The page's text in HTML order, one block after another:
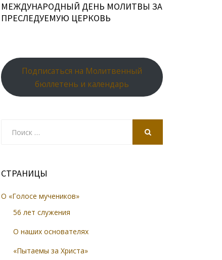
МЕЖДУНАРОДНЫЙ ДЕНЬ МОЛИТВЫ ЗА
ПРЕСЛЕДУЕМУЮ ЦЕРКОВЬ
Подписаться на Молитвенный
бюллетень и календарь
СТРАНИЦЫ
О «Голосе мучеников»
56 лет служения
О наших основателях
«Пытаемы за Христа»